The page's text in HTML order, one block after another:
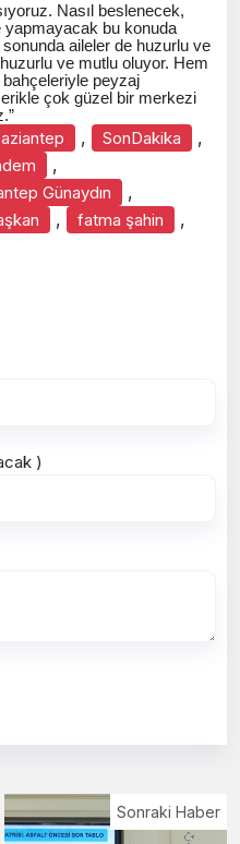
Nasıl beslenecek,
yapmayacak bu konuda
aileler de huzurlu ve
ve mutlu oluyor. Hem
bahçeleriyle peyzaj
çok güzel bir merkezi
, SonDakika ,
,
Günaydın ,
, fatma şahin ,
)
Sonraki Haber